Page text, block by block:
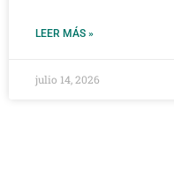
LEER MÁS »
julio 14, 2026